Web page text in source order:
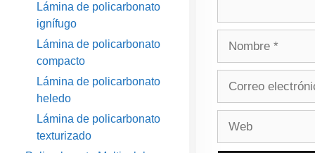
Lámina de policarbonato
ignífugo
Lámina de policarbonato
compacto
Lámina de policarbonato
heledo
Lámina de policarbonato
texturizado